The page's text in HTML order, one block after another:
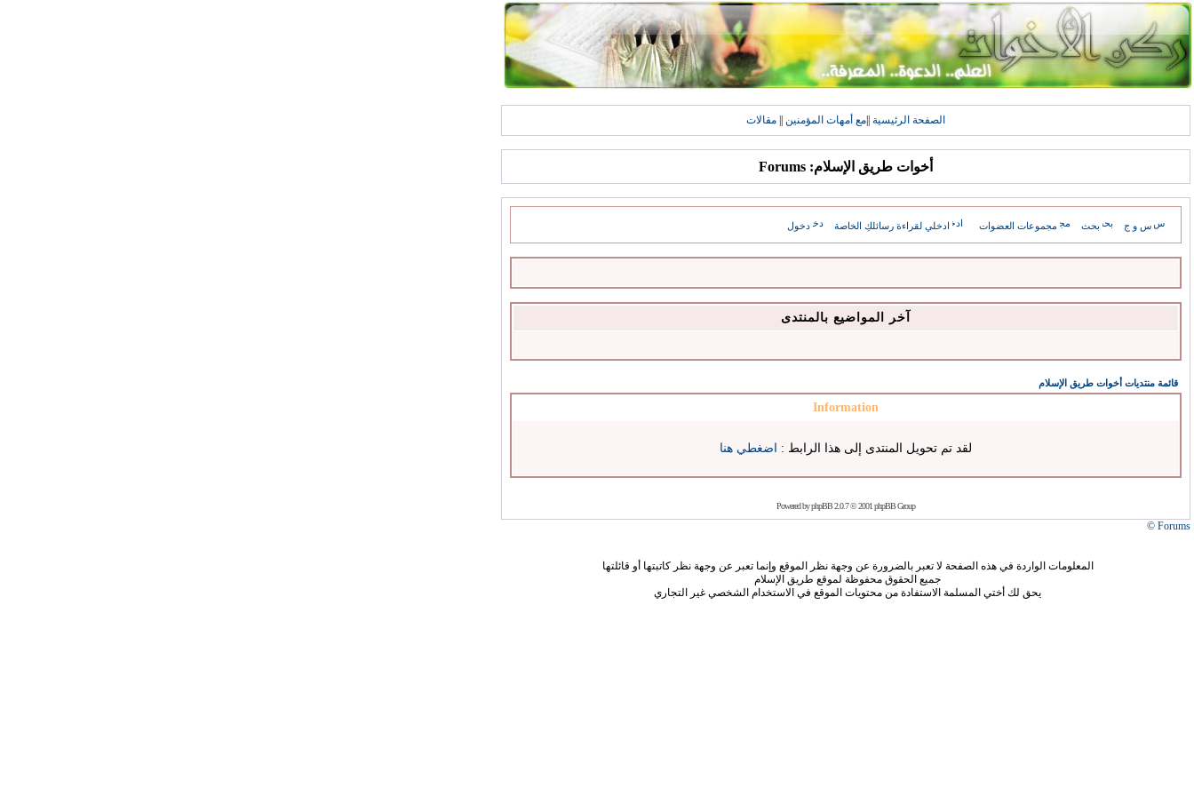
الصفحة الرئيسية مع أمهات المؤمنين مقالات
أخوات طريق الإسلام: Forums
س و ج بحث مجموعات العضوات ادخلي لقراءة رسائلكِ الخاصة دخول
آخر المواضيع بالمنتدى
قائمة منتديات أخوات طريق الإسلام
Information
لقد تم تحويل المنتدى إلى هذا الرابط : اضغطي هنا
Powered byphpBB2.0.7 © 2001 phpBB Group
Forums ©
المعلومات الواردة في هذه الصفحة لا تعبر بالضرورة عن وجهة نظر الموقع وإنما تعبر عن وجهة نظر كاتبتها أو قائلتها
جميع الحقوق محفوظة لموقع طريق الإسلام
يحق لك أختي المسلمة الاستفادة من محتويات الموقع في الاستخدام الشخصي غير التجاري